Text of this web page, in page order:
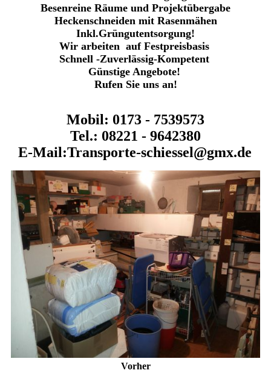
Besenreine Räume und Projektübergabe
Heckenschneiden mit Rasenmähen
Inkl.Grüngutentsorgung!
Wir arbeiten auf Festpreisbasis
Schnell -Zuverlässig-Kompetent
Günstige Angebote!
Rufen Sie uns an!
Mobil: 0173 - 7539573
Tel.: 08221 - 9642380
E-Mail:Transporte-schiessel@gmx.de
Vorher